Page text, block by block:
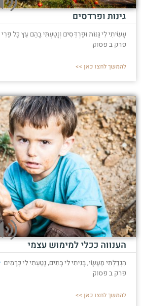
גינות ופרדסים
עָשִׂיתִי לִי גַּנּוֹת וּפַרְדֵּסִים וְנָטַעְתִּי בָהֶם עֵץ כָּל פֶּרִי
פרק ב פסוק
להמשך לחצו כאן >>
הענווה ככלי למימוש עצמי
הִגְדַּלְתִּי מַעֲשָׂי, בָּנִיתִי לִי בָּתִּים, נָטַעְתִּי לִי כְּרָמִים
פרק ב פסוק
להמשך לחצו כאן >>